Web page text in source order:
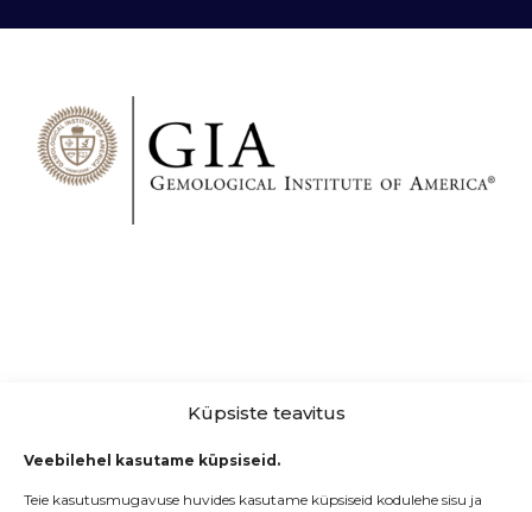
Küpsiste teavitus
Veebilehel kasutame küpsiseid.
Teie kasutusmugavuse huvides kasutame küpsiseid kodulehe sisu ja